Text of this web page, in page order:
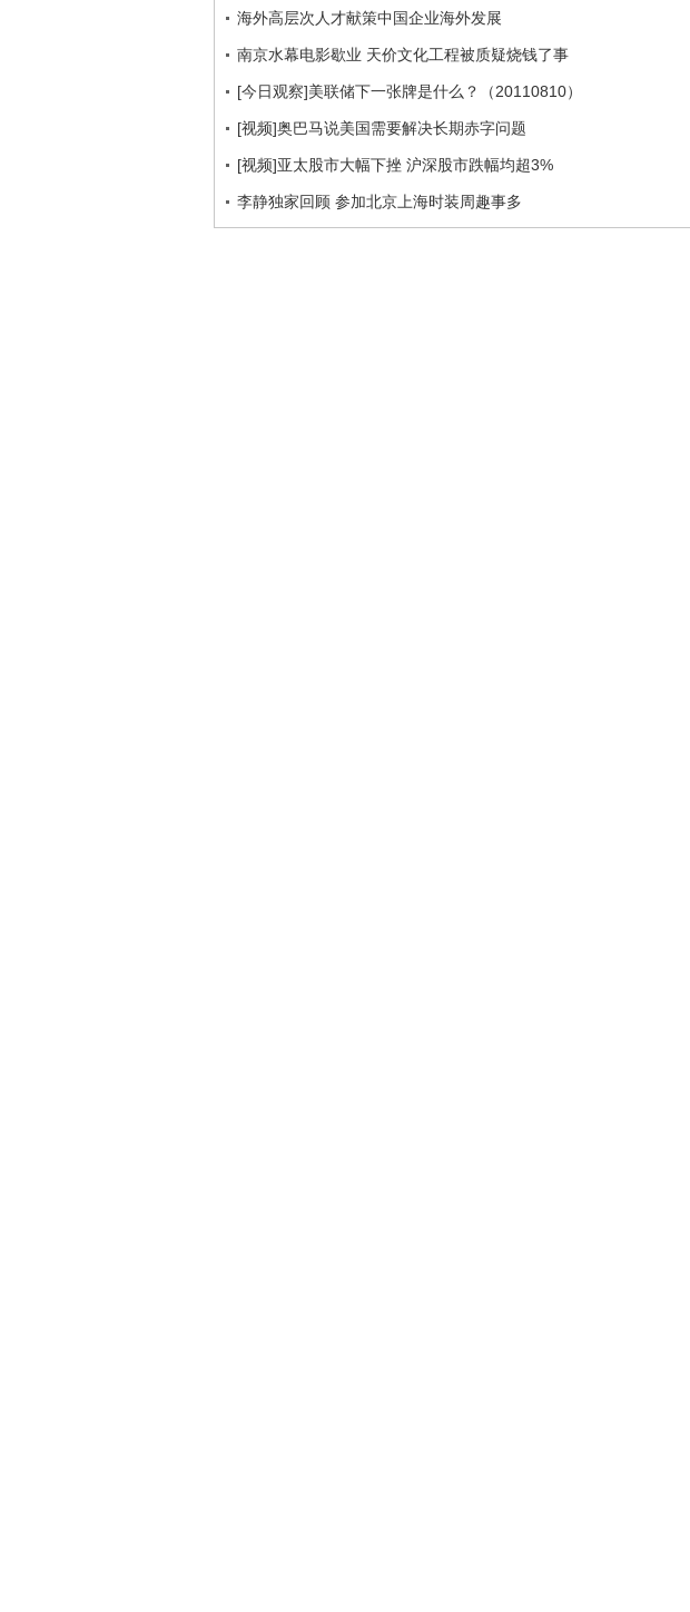
海外高层次人才献策中国企业海外发展
南京水幕电影歇业 天价文化工程被质疑烧钱了事
[今日观察]美联储下一张牌是什么？（20110810）
[视频]奥巴马说美国需要解决长期赤字问题
[视频]亚太股市大幅下挫 沪深股市跌幅均超3%
李静独家回顾 参加北京上海时装周趣事多